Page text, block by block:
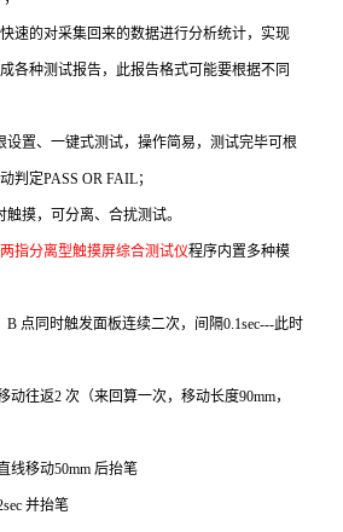
速的对采集回来的数据进行分析统计，实现
各种测试报告，此报告格式可能要根据不同
设置、一键式测试，操作简易，测试完毕可根
判定PASS OR FAIL；
摸，可分离、合扰测试。
指分离型触摸屏综合测试仪程序内置多种模
点同时触发面板连续二次，间隔0.1sec---此时
动往返2 次（来回算一次，移动长度90mm，
线移动50mm 后抬笔
并抬笔